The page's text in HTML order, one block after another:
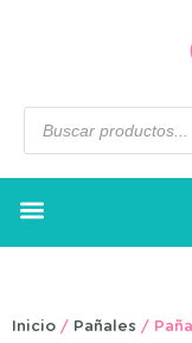
Inicio / Pañales /